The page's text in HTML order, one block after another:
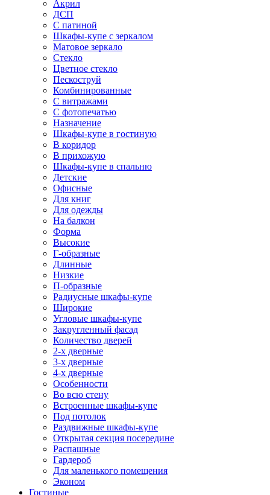
Акрил
ДСП
С патиной
Шкафы-купе с зеркалом
Матовое зеркало
Стекло
Цветное стекло
Пескоструй
Комбинированные
С витражами
С фотопечатью
Назначение
Шкафы-купе в гостиную
В коридор
В прихожую
Шкафы-купе в спальню
Детские
Офисные
Для книг
Для одежды
На балкон
Форма
Высокие
Г-образные
Длинные
Низкие
П-образные
Радиусные шкафы-купе
Широкие
Угловые шкафы-купе
Закругленный фасад
Количество дверей
2-х дверные
3-х дверные
4-х дверные
Особенности
Во всю стену
Встроенные шкафы-купе
Под потолок
Раздвижные шкафы-купе
Открытая секция посередине
Распашные
Гардероб
Для маленького помещения
Эконом
Гостиные